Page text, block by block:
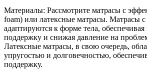
Материалы: Рассмотрите матрасы с
foam) или латексные матрасы. Матрасы
адаптируются к форме тела,
поддержку и снижая давление на
Латексные матрасы, в свою очередь,
упругостью и долговечностью,
поддержку.